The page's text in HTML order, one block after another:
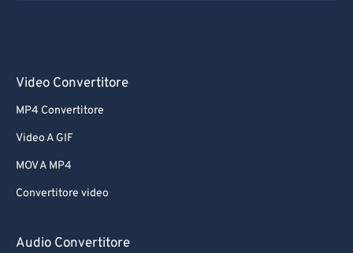
Video Convertitore
MP4 Convertitore
Video A GIF
MOV A MP4
Convertitore video
Audio Convertitore